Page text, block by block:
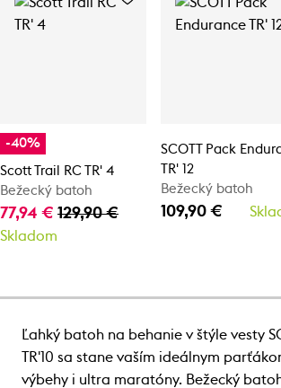
-40%
Scott Trail RC TR' 4
Bežecký batoh
77,94 € 129,90 €
Skladom
SCOTT Pack
TR' 12
Bežecký batoh
109,90 €
Ľahký batoh na behanie v štýle vesty
TR'10 sa stane vaším ideálnym
výbehy i ultra maratóny. Bežecký